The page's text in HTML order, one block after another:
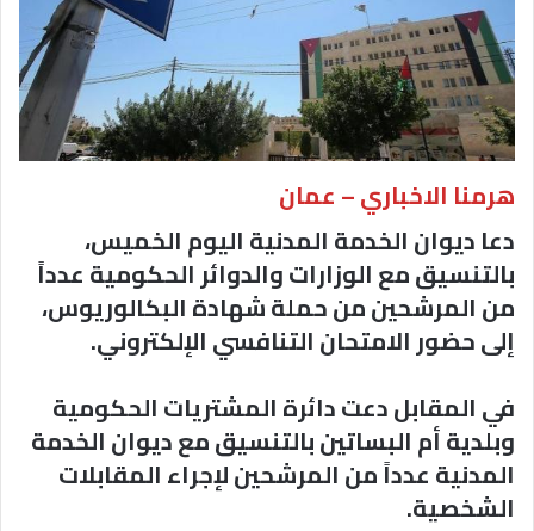
هرمنا الاخباري – عمان
دعا ديوان الخدمة المدنية اليوم الخميس،
بالتنسيق مع الوزارات والدوائر الحكومية عدداً
من المرشحين من حملة شهادة البكالوريوس،
إلى حضور الامتحان التنافسي الإلكتروني.
في المقابل دعت دائرة المشتريات الحكومية
وبلدية أم البساتين بالتنسيق مع ديوان الخدمة
المدنية عدداً من المرشحين لإجراء المقابلات
الشخصية.